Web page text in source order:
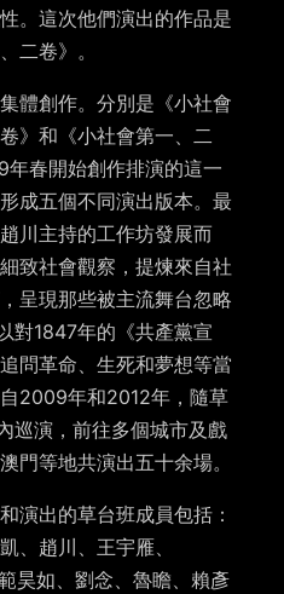
。這次他們演出的作品是
二卷》。
體創作。分別是《小社會
》和《小社會第一、二
春開始創作排演的這一
成五個不同演出版本。最
川主持的工作坊發展而
致社會觀察，提煉來自社
呈現那些被主流舞台忽略
對1847年的《共產黨宣
問革命、生死和夢想等當
2009年和2012年，隨草
巡演，前往多個城市及戲
門等地共演出五十余場。
演出的草台班成員包括：
、趙川、王宇雁、
昊如、劉念、魯瞻、賴彥